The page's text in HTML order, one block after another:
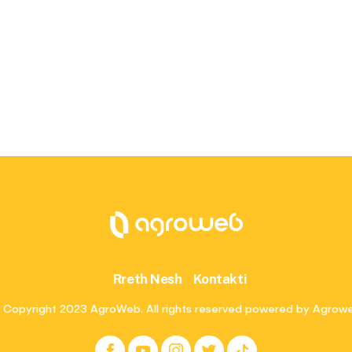
Rreth Nesh Kontakti
2023 AgroWeb. All rights reserved powered by